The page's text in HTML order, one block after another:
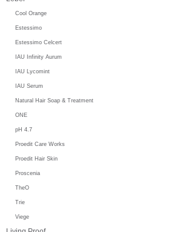
Cool Orange
Estessimo
Estessimo Celcert
IAU Infinity Aurum
IAU Lycomint
IAU Serum
Natural Hair Soap & Treatment
ONE
pH 4.7
Proedit Care Works
Proedit Hair Skin
Proscenia
TheO
Trie
Viege